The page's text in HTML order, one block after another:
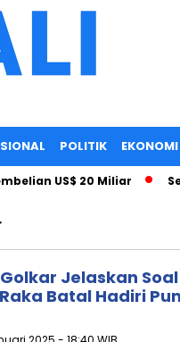
POLITIK EKONOMI
US$ 20 Miliar
Jelaskan
Batal Hadiri